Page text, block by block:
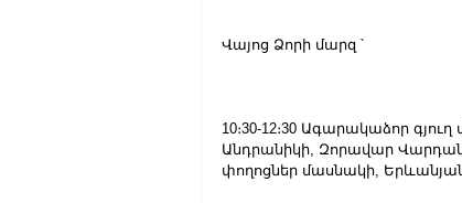
Վայոց Ձորի մարզ ՝
10։30-12։30 Ագարակաձոր
Անդրանիկի, Զորավար
փողոցներ մասնակի, Երևանյան